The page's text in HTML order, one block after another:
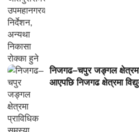
निजगढ–चपुर जङ्गल
आएपछि निजगढ क्षेत्रमा